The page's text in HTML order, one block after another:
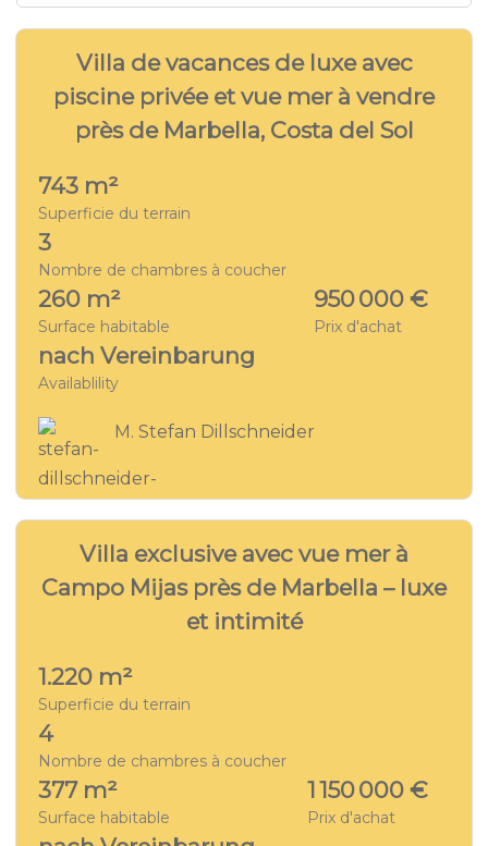
27 VILLA - MA 7111
Villa de vacances de luxe avec
piscine privée et vue mer à vendre
près de Marbella, Costa del Sol
743 m²
Superficie du terrain
3
Nombre de chambres à coucher
260 m²
Surface habitable
950 000 €
Prix d'achat
nach Vereinbarung
Availablility
M. Stefan Dillschneider
28 VILLA - MA 7652
Villa exclusive avec vue mer à
Campo Mijas près de Marbella – luxe
et intimité
1.220 m²
Superficie du terrain
4
Nombre de chambres à coucher
377 m²
Surface habitable
1 150 000 €
Prix d'achat